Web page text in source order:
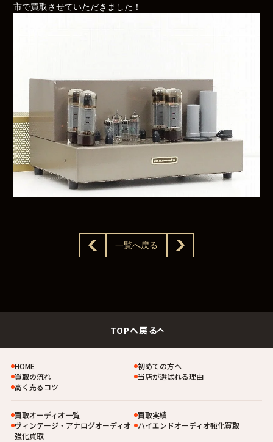
市で買取させていただきました！
一覧へ戻る
TOPへ戻る
HOME
初めての方へ
買取の流れ
当店が選ばれる理由
高く売るコツ
買取オーディオ一覧
買取実績
ヴィンテージ・アナログオーディオ
強化買取
ハイエンドオーディオ強化買取